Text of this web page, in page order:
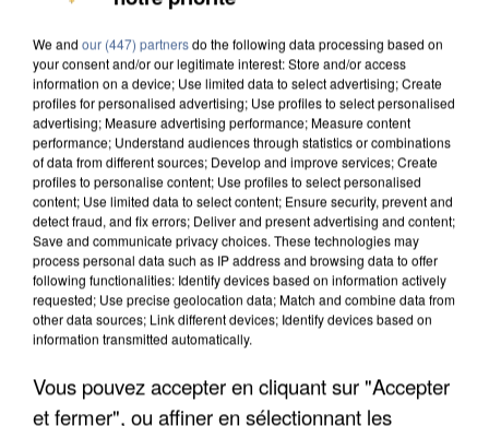
UNE TOURISTE DE L’OISE EMPORTÉE PAR UNE
We and our (447) partnersdo the following data processing based on
your consent and/or our legitimate interest: Store and/or access
information on a device; Use limited data to select advertising; Create
profiles for personalised advertising; Use profiles to select personalised
advertising; Measure advertising performance; Measure content
performance; Understand audiences through statistics or combinations
of data from different sources; Develop and improve services; Create
profiles to personalise content; Use profiles to select personalised
content; Use limited data to select content; Ensure security, prevent and
detect fraud, and fix errors; Deliver and present advertising and content;
Save and communicate privacy choices. These technologies may
process personal data such as IP address and browsing data to offer
following functionalities: Identify devices based on information actively
requested; Use precise geolocation data; Match and combine data from
other data sources; Link different devices; Identify devices based on
information transmitted automatically.
Vous pouvez accepter en cliquant sur "Accepter
et fermer", ou affiner en sélectionnant les